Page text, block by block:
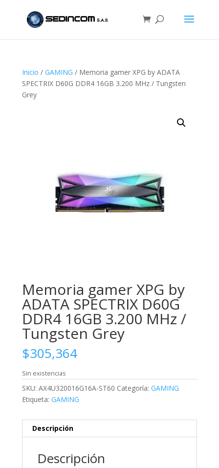
Inicio / GAMING / Memoria gamer XPG by ADATA
SPECTRIX D60G DDR4 16GB 3.200 MHz / Tungsten
Grey
Memoria gamer XPG by
ADATA SPECTRIX D60G
DDR4 16GB 3.200 MHz /
Tungsten Grey
$305,364
Sin existencias
SKU: AX4U320016G16A-ST60 Categoría: GAMING
Etiqueta: GAMING
Descripción
Descripción